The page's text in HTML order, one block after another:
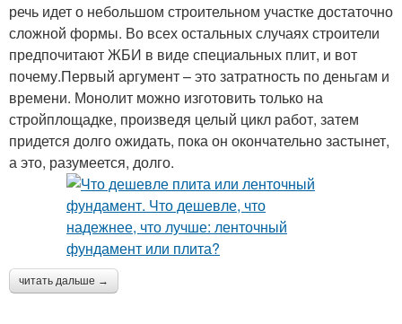
речь идет о небольшом строительном участке достаточно
сложной формы. Во всех остальных случаях строители
предпочитают ЖБИ в виде специальных плит, и вот
почему.Первый аргумент – это затратность по деньгам и
времени. Монолит можно изготовить только на
стройплощадке, произведя целый цикл работ, затем
придется долго ожидать, пока он окончательно застынет,
а это, разумеется, долго.
читать дальше →